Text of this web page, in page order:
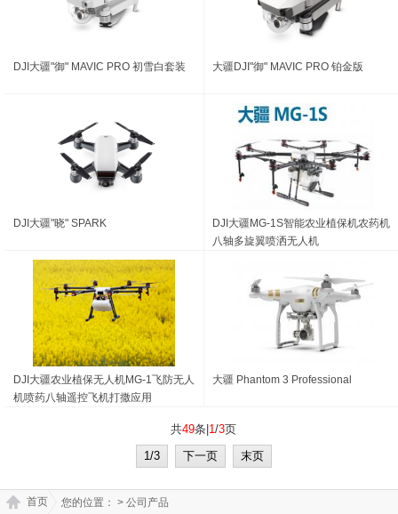
DJI大疆"御" MAVIC PRO 初雪白套装 大疆DJI"御" MAVIC PRO 铂金版
DJI大疆"晓" SPARK
DJI大疆MG-1S智能农业植保机农药机
八轴多旋翼喷洒无人机
DJI大疆农业植保无人机MG-1飞防无人
机喷药八轴遥控飞机打撒应用
大疆 Phantom 3 Professional
共49条| 1/3页
1/3
下一页 末页
您的位置：
首页 > 公司产品